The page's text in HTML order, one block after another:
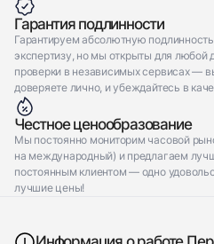
Гарантия подлинности
Гарантируем абсолютную
экспертизу, но мы открыты для любой
проверки в независимых сервисах —
доверяете лично, и убеждайтесь в
Честное ценообразование
Мы постоянно мониторим часовой
на международный) и предлагаем
постоянным клиентом — одно
лучшие цены!